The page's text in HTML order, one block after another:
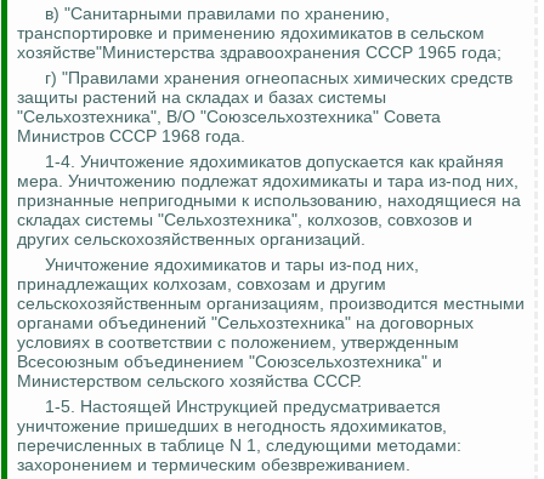
в) "Санитарными правилами по хранению,
транспортировке и применению ядохимикатов в сельском
хозяйстве"Министерства здравоохранения СССР 1965 года;
г) "Правилами хранения огнеопасных химических средств
защиты растений на складах и базах системы
"Сельхозтехника", В/О "Союзсельхозтехника" Совета
Министров СССР 1968 года.
1-4. Уничтожение ядохимикатов допускается как крайняя
мера. Уничтожению подлежат ядохимикаты и тара из-под них,
признанные непригодными к использованию, находящиеся на
складах системы "Сельхозтехника", колхозов, совхозов и
других сельскохозяйственных организаций.
Уничтожение ядохимикатов и тары из-под них,
принадлежащих колхозам, совхозам и другим
сельскохозяйственным организациям, производится местными
органами объединений "Сельхозтехника" на договорных
условиях в соответствии с положением, утвержденным
Всесоюзным объединением "Союзсельхозтехника" и
Министерством сельского хозяйства СССР.
1-5. Настоящей Инструкцией предусматривается
уничтожение пришедших в негодность ядохимикатов,
перечисленных в таблице N 1, следующими методами:
захоронением и термическим обезвреживанием.